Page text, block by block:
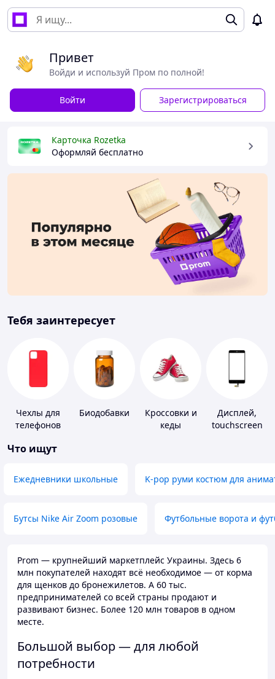
Привет
Войди и используй Пром по полной!
Войти Зарегистрироваться
Карточка Rozetka
Оформляй бесплатно
Тебя заинтересует
Чехлы для
телефонов
Биодобавки
Кроссовки и
кеды
Дисплей,
touchscreen
Что ищут
Ежедневники школьные K-pop руми костюм для
Бутсы Nike Air Zoom розовые Футбольные ворота и
Prom — крупнейший маркетплейс Украины. Здесь 6
млн покупателей находят всё необходимое — от корма
для щенков до бронежилетов. А 60 тыс.
предпринимателей со всей страны продают и
развивают бизнес. Более 120 млн товаров в одном
месте.
Большой выбор — для любой
потребности